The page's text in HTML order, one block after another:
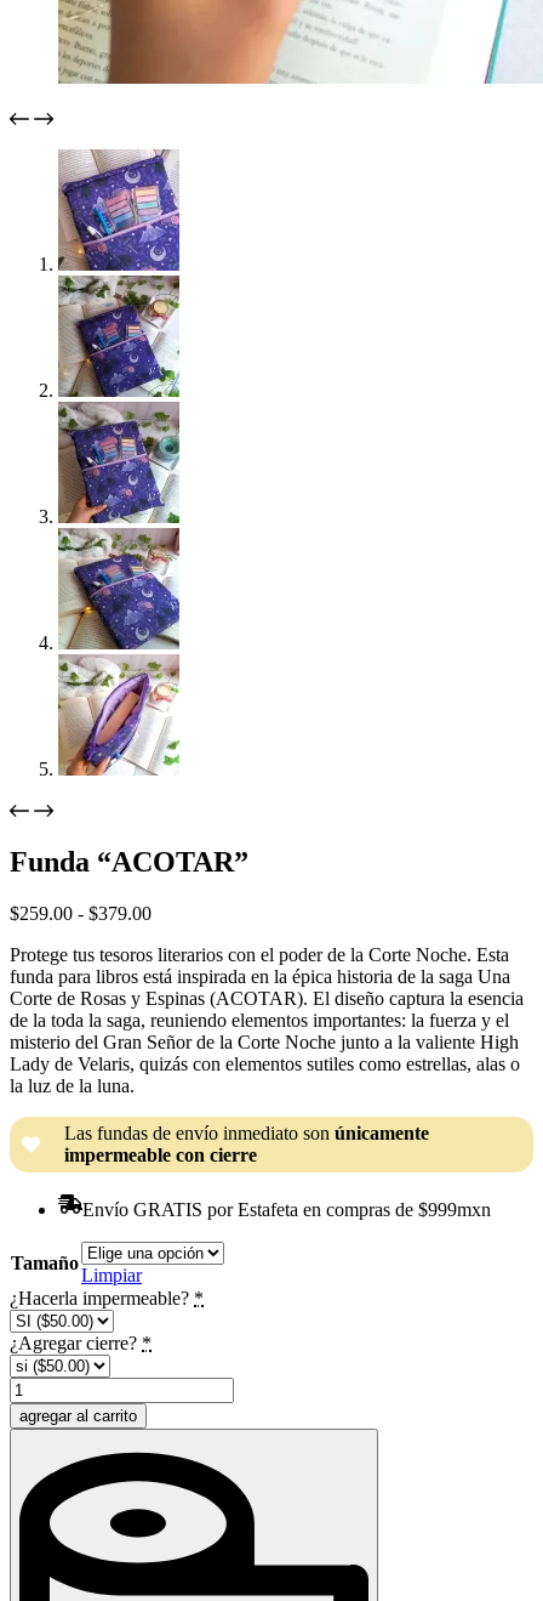
Funda “ACOTAR”
$259.00 - $379.00Rango
precios:
desde
$259.00
hasta
$379.00
Protege tus tesoros literarios con el poder de la Corte Noche. Esta
funda para libros está inspirada en la épica historia de la saga Una
Corte de Rosas y Espinas (ACOTAR). El diseño captura la esencia
de la toda la saga, reuniendo elementos importantes: la fuerza y el
misterio del Gran Señor de la Corte Noche junto a la valiente High
Lady de Velaris, quizás con elementos sutiles como estrellas, alas o
la luz de la luna.
Las fundas de envío inmediato son únicamente
impermeable con cierre
Envío GRATIS por Estafeta en compras de $999mxn
Tamaño
Limpiar
¿Hacerla impermeable? *
¿Agregar cierre? *
Funda
"ACOTAR"
cantidad
agregar al carrito